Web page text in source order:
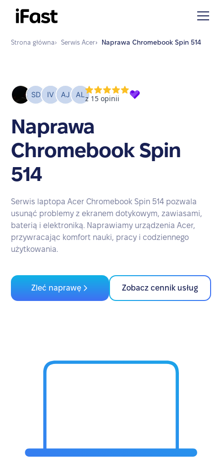
Strona główna› Serwis Acer› Naprawa Chromebook Spin 514
Naprawa
Chromebook Spin
514
Serwis laptopa Acer Chromebook Spin 514 pozwala
usunąć problemy z ekranem dotykowym, zawiasami,
baterią i elektroniką. Naprawiamy urządzenia Acer,
przywracając komfort nauki, pracy i codziennego
użytkowania.
Zleć naprawę Zobacz cennik usług